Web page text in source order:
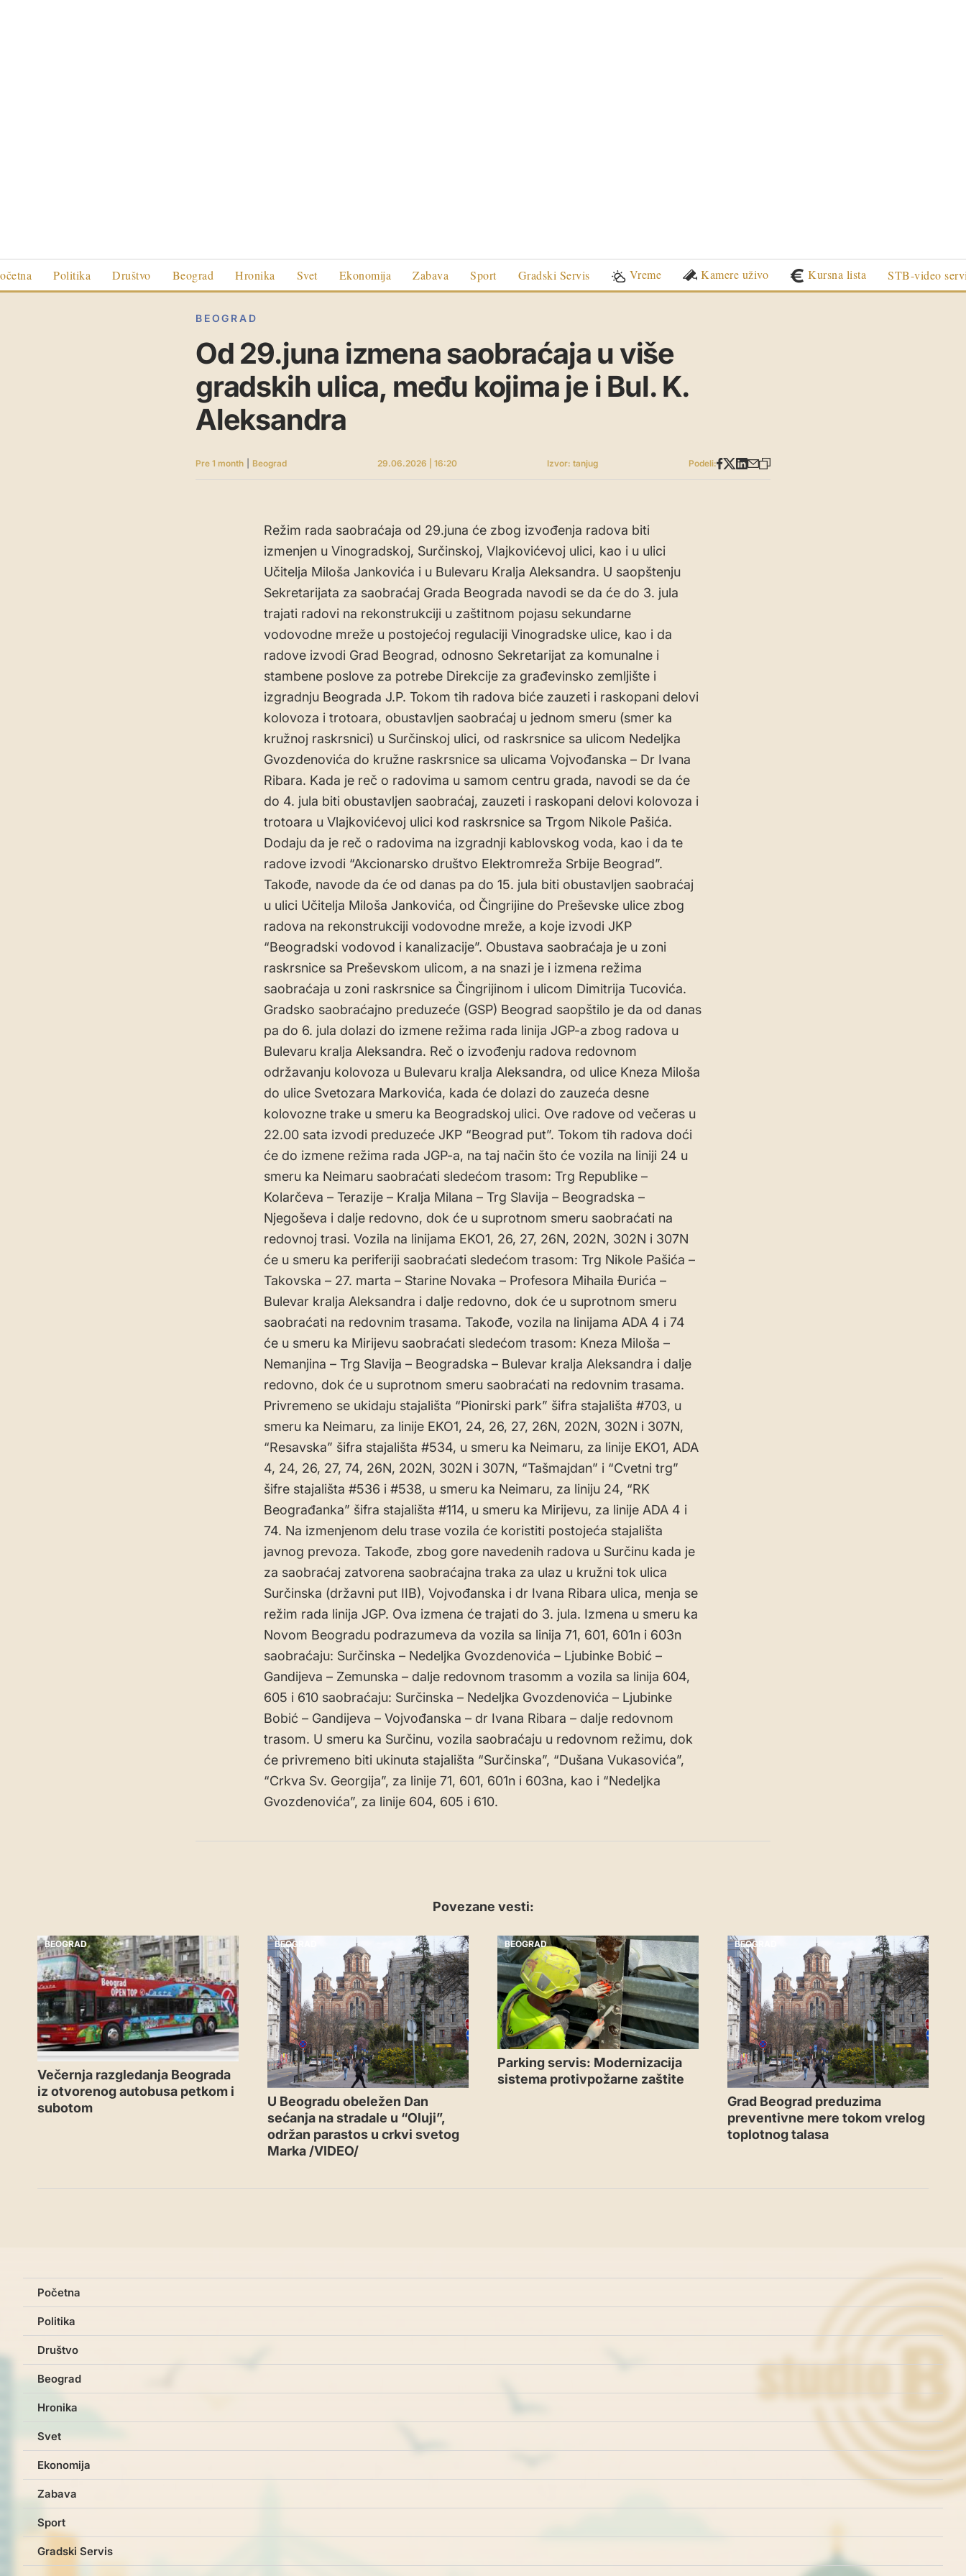
Politika Društvo Beograd Hronika Svet Ekonomija Zabava Sport Gradski Servis Vreme Kamere uživo Kursna lista STB-video
BEOGRAD
Od 29.juna izmena saobraćaja u više
gradskih ulica, među kojima je i Bul. K.
Aleksandra
Pre 1 month Beograd 29.06.2026 | 16:20 Izvor: tanjug Podeli:
Režim rada saobraćaja od 29.juna će zbog izvođenja radova biti
izmenjen u Vinogradskoj, Surčinskoj, Vlajkovićevoj ulici, kao i u ulici
Učitelja Miloša Jankovića i u Bulevaru Kralja Aleksandra. U saopštenju
Sekretarijata za saobraćaj Grada Beograda navodi se da će do 3. jula
trajati radovi na rekonstrukciji u zaštitnom pojasu sekundarne
vodovodne mreže u postojećoj regulaciji Vinogradske ulice, kao i da
radove izvodi Grad Beograd, odnosno Sekretarijat za komunalne i
stambene poslove za potrebe Direkcije za građevinsko zemljište i
izgradnju Beograda J.P. Tokom tih radova biće zauzeti i raskopani delovi
kolovoza i trotoara, obustavljen saobraćaj u jednom smeru (smer ka
kružnoj raskrsnici) u Surčinskoj ulici, od raskrsnice sa ulicom Nedeljka
Gvozdenovića do kružne raskrsnice sa ulicama Vojvođanska – Dr Ivana
Ribara. Kada je reč o radovima u samom centru grada, navodi se da će
do 4. jula biti obustavljen saobraćaj, zauzeti i raskopani delovi kolovoza i
trotoara u Vlajkovićevoj ulici kod raskrsnice sa Trgom Nikole Pašića.
Dodaju da je reč o radovima na izgradnji kablovskog voda, kao i da te
radove izvodi “Akcionarsko društvo Elektromreža Srbije Beograd”.
Takođe, navode da će od danas pa do 15. jula biti obustavljen saobraćaj
u ulici Učitelja Miloša Jankovića, od Čingrijine do Preševske ulice zbog
radova na rekonstrukciji vodovodne mreže, a koje izvodi JKP
“Beogradski vodovod i kanalizacije”. Obustava saobraćaja je u zoni
raskrsnice sa Preševskom ulicom, a na snazi je i izmena režima
saobraćaja u zoni raskrsnice sa Čingrijinom i ulicom Dimitrija Tucovića.
Gradsko saobraćajno preduzeće (GSP) Beograd saopštilo je da od danas
pa do 6. jula dolazi do izmene režima rada linija JGP-a zbog radova u
Bulevaru kralja Aleksandra. Reč o izvođenju radova redovnom
održavanju kolovoza u Bulevaru kralja Aleksandra, od ulice Kneza Miloša
do ulice Svetozara Markovića, kada će dolazi do zauzeća desne
kolovozne trake u smeru ka Beogradskoj ulici. Ove radove od večeras u
22.00 sata izvodi preduzeće JKP “Beograd put”. Tokom tih radova doći
će do izmene režima rada JGP-a, na taj način što će vozila na liniji 24 u
smeru ka Neimaru saobraćati sledećom trasom: Trg Republike –
Kolarčeva – Terazije – Kralja Milana – Trg Slavija – Beogradska –
Njegoševa i dalje redovno, dok će u suprotnom smeru saobraćati na
redovnoj trasi. Vozila na linijama EKO1, 26, 27, 26N, 202N, 302N i 307N
će u smeru ka periferiji saobraćati sledećom trasom: Trg Nikole Pašića –
Takovska – 27. marta – Starine Novaka – Profesora Mihaila Đurića –
Bulevar kralja Aleksandra i dalje redovno, dok će u suprotnom smeru
saobraćati na redovnim trasama. Takođe, vozila na linijama ADA 4 i 74
će u smeru ka Mirijevu saobraćati sledećom trasom: Kneza Miloša –
Nemanjina – Trg Slavija – Beogradska – Bulevar kralja Aleksandra i dalje
redovno, dok će u suprotnom smeru saobraćati na redovnim trasama.
Privremeno se ukidaju stajališta “Pionirski park” šifra stajališta #703, u
smeru ka Neimaru, za linije EKO1, 24, 26, 27, 26N, 202N, 302N i 307N,
“Resavska” šifra stajališta #534, u smeru ka Neimaru, za linije EKO1, ADA
4, 24, 26, 27, 74, 26N, 202N, 302N i 307N, “Tašmajdan” i “Cvetni trg”
šifre stajališta #536 i #538, u smeru ka Neimaru, za liniju 24, “RK
Beograđanka” šifra stajališta #114, u smeru ka Mirijevu, za linije ADA 4 i
74. Na izmenjenom delu trase vozila će koristiti postojeća stajališta
javnog prevoza. Takođe, zbog gore navedenih radova u Surčinu kada je
za saobraćaj zatvorena saobraćajna traka za ulaz u kružni tok ulica
Surčinska (državni put IIB), Vojvođanska i dr Ivana Ribara ulica, menja se
režim rada linija JGP. Ova izmena će trajati do 3. jula. Izmena u smeru ka
Novom Beogradu podrazumeva da vozila sa linija 71, 601, 601n i 603n
saobraćaju: Surčinska – Nedeljka Gvozdenovića – Ljubinke Bobić –
Gandijeva – Zemunska – dalje redovnom trasomm a vozila sa linija 604,
605 i 610 saobraćaju: Surčinska – Nedeljka Gvozdenovića – Ljubinke
Bobić – Gandijeva – Vojvođanska – dr Ivana Ribara – dalje redovnom
trasom. U smeru ka Surčinu, vozila saobraćaju u redovnom režimu, dok
će privremeno biti ukinuta stajališta “Surčinska”, “Dušana Vukasovića”,
“Crkva Sv. Georgija”, za linije 71, 601, 601n i 603na, kao i “Nedeljka
Gvozdenovića”, za linije 604, 605 i 610.
Povezane vesti:
BEOGRAD
Večernja razgledanja Beograda
iz otvorenog autobusa petkom i
subotom
BEOGRAD
U Beogradu obeležen Dan
sećanja na stradale u “Oluji”,
održan parastos u crkvi svetog
Marka /VIDEO/
BEOGRAD
Parking servis: Modernizacija
sistema protivpožarne zaštite
BEOGRAD
Grad Beograd preduzima
preventivne mere tokom vrelog
toplotnog talasa
Početna
Politika
Društvo
Beograd
Hronika
Svet
Ekonomija
Zabava
Sport
Gradski Servis